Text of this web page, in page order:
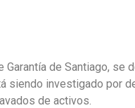
de Santiago, se
siendo investigado por
de activos.